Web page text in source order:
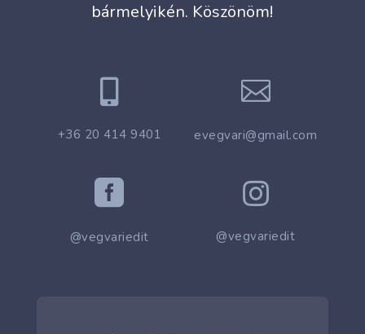
bármelyikén. Köszönöm!

+36 20 414 9401

evegvari@gmail.com

@vegvariedit

@vegvariedit